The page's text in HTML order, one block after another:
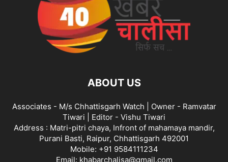
ABOUT US
Associates - M/s Chhattisgarh Watch | Owner - Ramvatar
Tiwari | Editor - Vishu Tiwari
Address : Matri-pitri chaya, Infront of mahamaya mandir,
Purani Basti, Raipur, Chhattisgarh 492001
Mobile: +91 9584111234
Email: khabarchalisa@gmail.com